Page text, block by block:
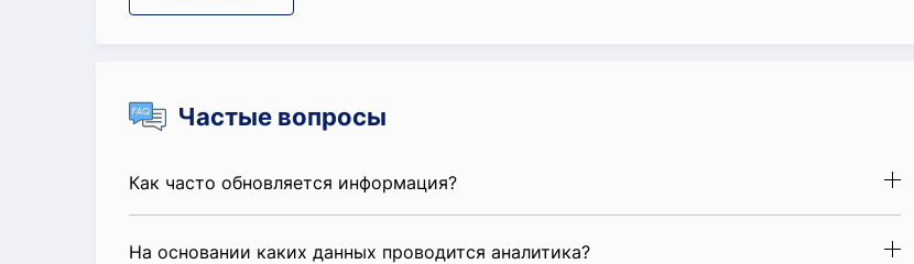
Частые вопросы
Как часто обновляется информация?
На основании каких данных проводится аналитика?